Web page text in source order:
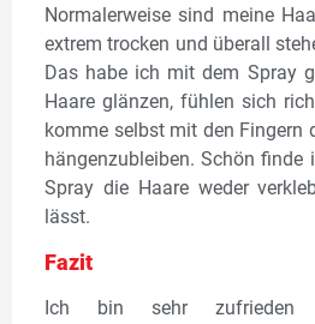
Normalerweise sind meine
extrem trocken und überall
Das habe ich mit dem Spray
Haare glänzen, fühlen sich
komme selbst mit den Fingern
hängenzubleiben. Schön finde
Spray die Haare weder
lässt.
Fazit
Ich bin sehr